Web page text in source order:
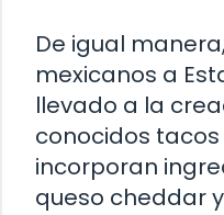
De igual
mexicanos a
llevado a la
conocidos
incorporan
queso cheddar